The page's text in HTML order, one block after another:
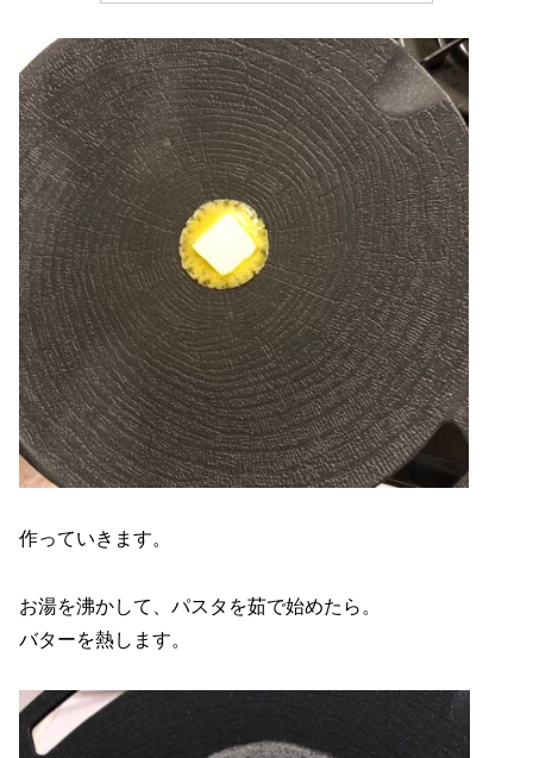
作っていきます。
お湯を沸かして、パスタを茹で始めたら。
バターを熱します。